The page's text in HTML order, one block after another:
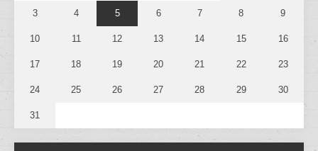
3 4 5 6 7 8 9
10 11 12 13 14 15 16
17 18 19 20 21 22 23
24 25 26 27 28 29 30
31